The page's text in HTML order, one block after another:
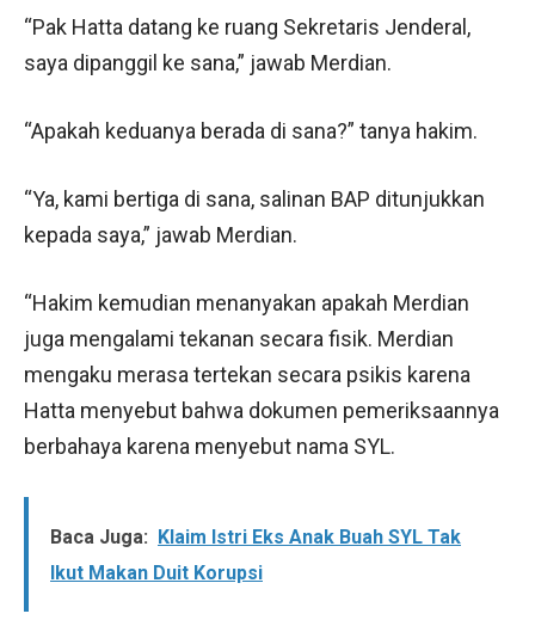
“Pak Hatta datang ke ruang Sekretaris Jenderal,
saya dipanggil ke sana,” jawab Merdian.
“Apakah keduanya berada di sana?” tanya hakim.
“Ya, kami bertiga di sana, salinan BAP ditunjukkan
kepada saya,” jawab Merdian.
“Hakim kemudian menanyakan apakah Merdian
juga mengalami tekanan secara fisik. Merdian
mengaku merasa tertekan secara psikis karena
Hatta menyebut bahwa dokumen pemeriksaannya
berbahaya karena menyebut nama SYL.
Baca Juga: Klaim Istri Eks Anak Buah SYL Tak
Ikut Makan Duit Korupsi